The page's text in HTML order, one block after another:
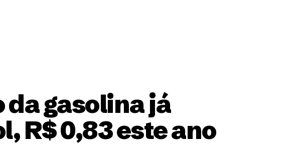
gasolina já
R$ 0,83 este ano